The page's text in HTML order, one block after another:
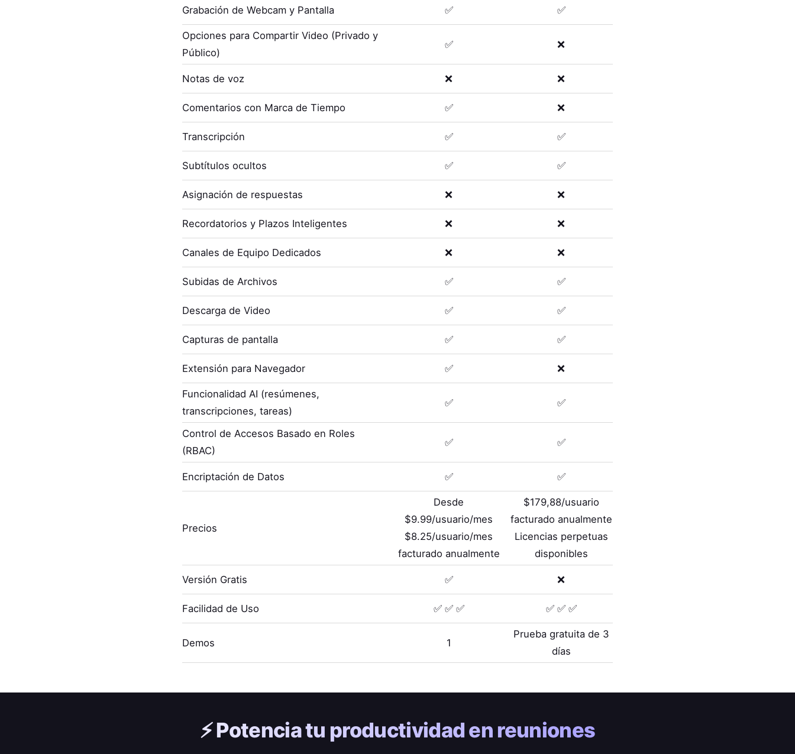
Grabación de Webcam y Pantalla ✅ ✅
Opciones para Compartir Video (Privado y
Público)
✅ ❌
Notas de voz ❌ ❌
Comentarios con Marca de Tiempo ✅ ❌
Transcripción ✅ ✅
Subtítulos ocultos ✅ ✅
Asignación de respuestas ❌ ❌
Recordatorios y Plazos Inteligentes ❌ ❌
Canales de Equipo Dedicados ❌ ❌
Subidas de Archivos ✅ ✅
Descarga de Video ✅ ✅
Capturas de pantalla ✅ ✅
Extensión para Navegador ✅ ❌
Funcionalidad AI (resúmenes,
transcripciones, tareas)
✅ ✅
Control de Accesos Basado en Roles
(RBAC)
✅ ✅
Encriptación de Datos ✅ ✅
Precios
Desde
$9.99/usuario/mes
$8.25/usuario/mes
facturado anualmente
$179,88/usuario
facturado anualmente
Licencias perpetuas
disponibles
Versión Gratis ✅ ❌
Facilidad de Uso ✅ ✅ ✅ ✅ ✅ ✅
Demos 1
Prueba gratuita de 3
días
⚡️Potencia tu productividad en reuniones